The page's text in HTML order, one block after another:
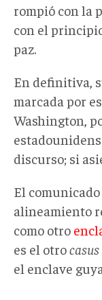
rompió con la
con el
paz.
En definitiva,
marcada por
Washington,
discurso; si
El
alineamiento
como otro
es el otro
el enclave